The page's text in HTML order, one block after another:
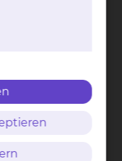
3347